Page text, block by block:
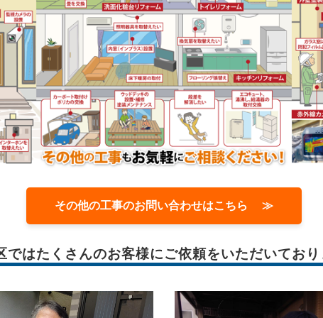
その他の工事のお問い合わせはこちら ≫
ではたくさんのお客様にご依頼をいただいてお